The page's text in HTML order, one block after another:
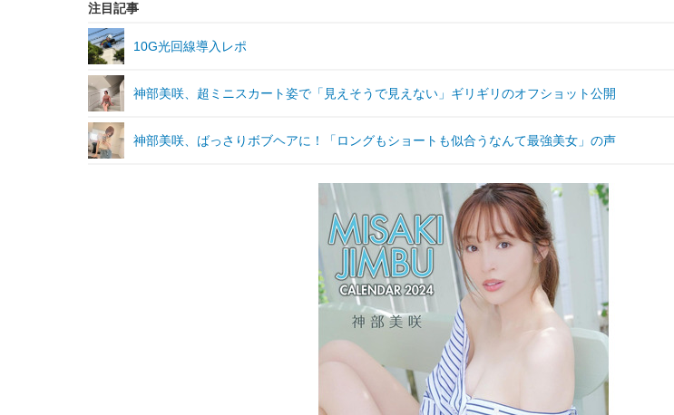
注目記事
10G光回線導入レポ
神部美咲、超ミニスカート姿で「見えそうで見えない」ギリギリのオフショット公開
神部美咲、ばっさりボブヘアに！「ロングもショートも似合うなんて最強美女」の声